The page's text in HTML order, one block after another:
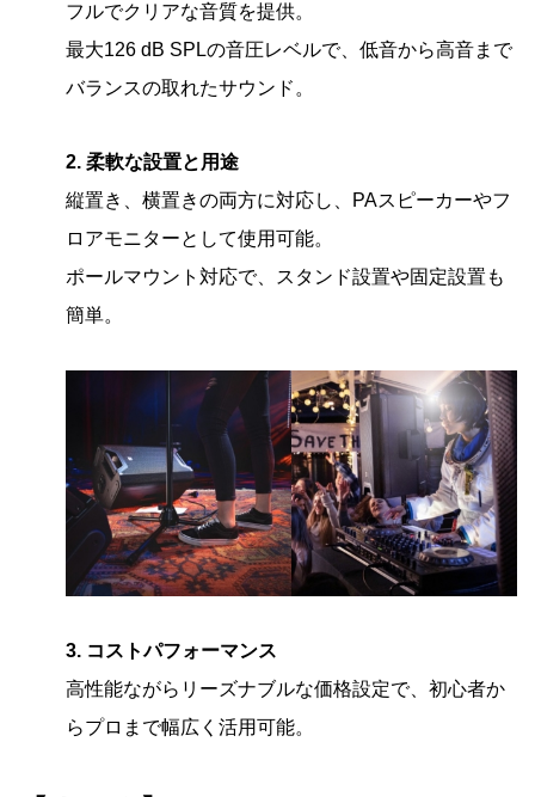
フルでクリアな音質を提供。
最大126 dB SPLの音圧レベルで、低音から高音まで
バランスの取れたサウンド。
2. 柔軟な設置と用途
縦置き、横置きの両方に対応し、PAスピーカーやフ
ロアモニターとして使用可能。
ポールマウント対応で、スタンド設置や固定設置も
簡単。
3. コストパフォーマンス
高性能ながらリーズナブルな価格設定で、初心者か
らプロまで幅広く活用可能。